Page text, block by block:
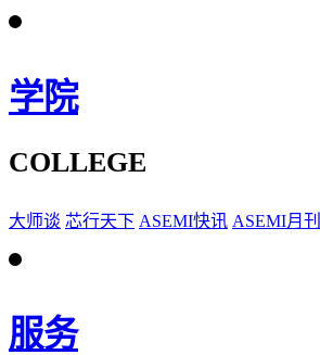
学院
COLLEGE
大师谈 芯行天下 ASEMI快讯 ASEMI月刊
服务